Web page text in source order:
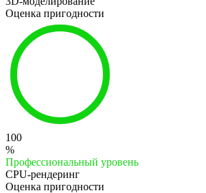
Оценка пригодности
100
%
Профессиональный уровень
CPU-рендеринг
Оценка пригодности